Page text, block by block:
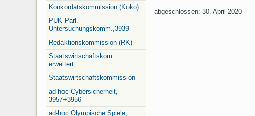
Konkordatskommission (Koko)
PUK-Parl.
Untersuchungskomm.,3939
Redaktionskommission (RK)
Staatswirtschaftskom.
erweitert
Staatswirtschaftskommission
ad-hoc Cybersicherheit,
3957+3956
ad-hoc Olympische Spiele,
abgeschlossen: 30. April 2020